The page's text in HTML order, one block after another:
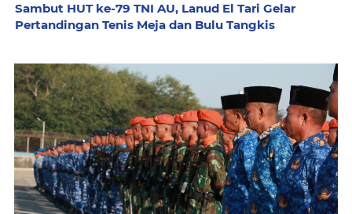
Sambut HUT ke-79 TNI AU, Lanud El Tari Gelar
Pertandingan Tenis Meja dan Bulu Tangkis